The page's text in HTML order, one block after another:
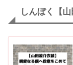
しんぼく【